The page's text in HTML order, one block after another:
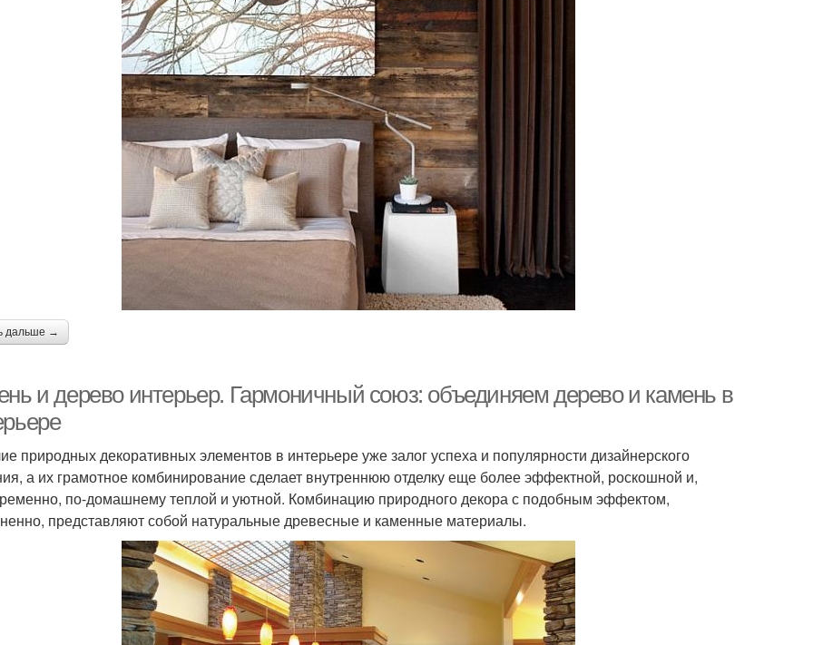
дальше →
и дерево интерьер. Гармоничный союз: объединяем дерево и камень в
природных декоративных элементов в интерьере уже залог успеха и популярности дизайнерского
а их грамотное комбинирование сделает внутреннюю отделку еще более эффектной, роскошной и,
по-домашнему теплой и уютной. Комбинацию природного декора с подобным эффектом,
представляют собой натуральные древесные и каменные материалы.